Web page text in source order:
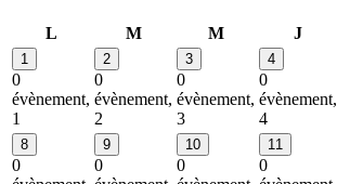
Llundi Mmardi Mmercredi Jjeudi
1
0
évènement,
1
2
0
évènement,
2
3
0
évènement,
3
4
0
évènement,
4
8
0
9
0
10
0
11
0